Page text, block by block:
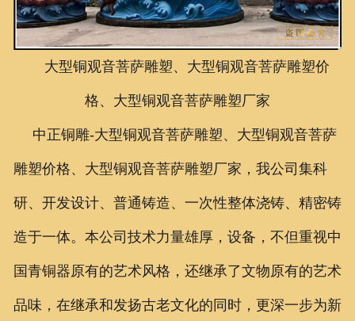
大型铜观音菩萨雕塑、大型铜观音菩萨雕塑价
格、大型铜观音菩萨雕塑厂家
中正铜雕-大型铜观音菩萨雕塑、 大型铜观音菩萨
雕塑价格、 大型铜观音菩萨雕塑厂家 ，我公司集科
研、开发设计、普通铸造、一次性整体浇铸、精密铸
造于一体。本公司技术力量雄厚，设备，不但重视中
国青铜器原有的艺术风格，还继承了文物原有的艺术
品味，在继承和发扬古老文化的同时，更深一步为新